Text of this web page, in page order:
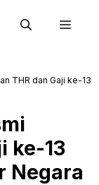
THR dan Gaji ke-13
ke-13
Negara